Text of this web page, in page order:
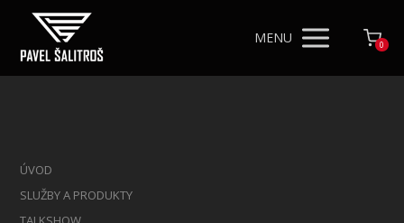
MENU 0
ÚVOD
SLUŽBY A PRODUKTY